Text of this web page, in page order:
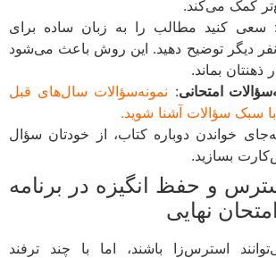
می‌کند.
کنید مطالب را به زبان ساده برای
دیگر توضیح دهید. این روش باعث می‌شود
بماند.
امتحانی:نمونه‌سؤالات سال‌های قبل
سؤالات آشنا شوید.
خواندن دوباره کتاب، از خودتان سؤال
بسازید.
و حفظ انگیزه در برنامه
نهایی
استرس‌زا باشند، اما با چند ترفند